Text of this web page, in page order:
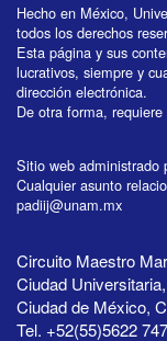
Hecho en México,
todos los derechos
Esta página y sus
lucrativos, siempre y
dirección electrónica.
De otra forma,
Sitio web administrado
Cualquier asunto
padiij@unam.mx
Circuito Maestro
Ciudad
Ciudad de México,
Tel. +52(55)5622